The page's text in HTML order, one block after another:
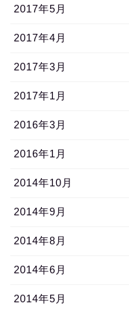
2017年5月
2017年4月
2017年3月
2017年1月
2016年3月
2016年1月
2014年10月
2014年9月
2014年8月
2014年6月
2014年5月